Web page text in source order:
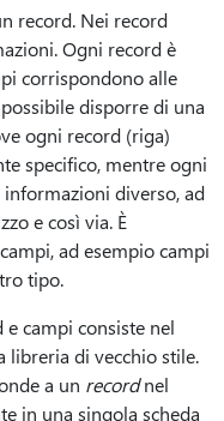
record. Nei record
Ogni record è
corrispondono alle
disporre di una
ogni record (riga)
specifico, mentre ogni
diverso, ad
e così via. È
ad esempio campi
tipo.
campi consiste nel
libreria di vecchio stile.
a un recordnel
in una singola scheda